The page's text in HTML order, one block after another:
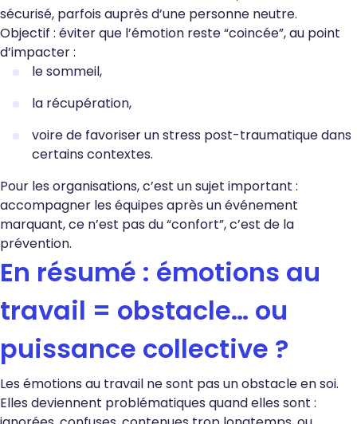
sécurisé, parfois auprès d’une personne neutre.
Objectif : éviter que l’émotion reste “coincée”, au point
d’impacter :
le sommeil,
la récupération,
voire de favoriser un stress post-traumatique dans
certains contextes.
Pour les organisations, c’est un sujet important :
accompagner les équipes après un événement
marquant, ce n’est pas du “confort”, c’est de la
prévention.
En résumé : émotions au
travail = obstacle… ou
puissance collective ?
Les émotions au travail ne sont pas un obstacle en soi.
Elles deviennent problématiques quand elles sont :